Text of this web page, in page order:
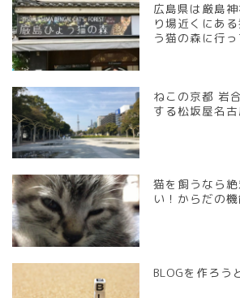
広島県は厳島
り場近くにあ
う猫の森に行っ
ねこの京都 岩
する松坂屋名
猫を飼うなら
い！からだの
BLOGを作ろう
Ren’s Gallery